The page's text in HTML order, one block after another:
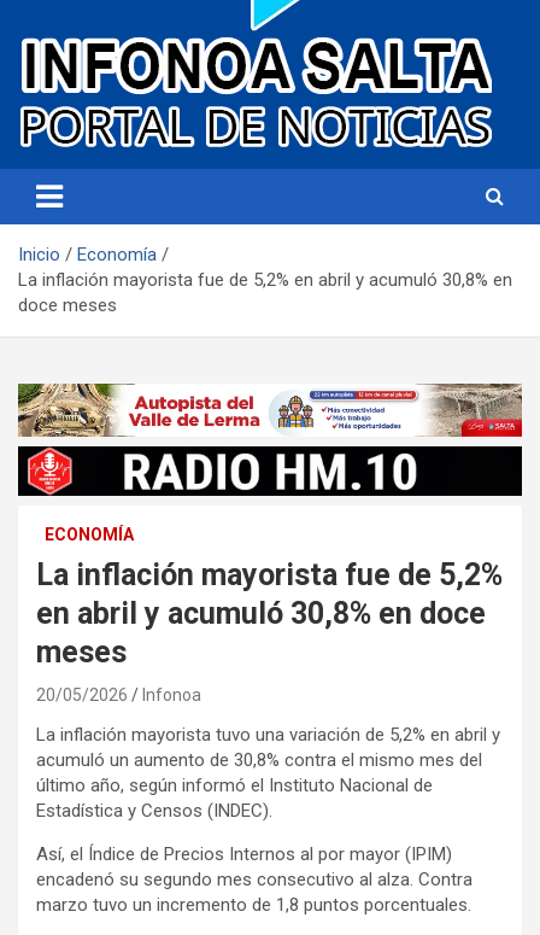
Infonoa Salta
Inicio
Economía
La inflación mayorista fue de 5,2% en abril y acumuló 30,8% en
doce meses
ECONOMÍA
La inflación mayorista fue de 5,2%
en abril y acumuló 30,8% en doce
meses
20/05/2026 Infonoa
La inflación mayorista tuvo una variación de 5,2% en abril y
acumuló un aumento de 30,8% contra el mismo mes del
último año, según informó el Instituto Nacional de
Estadística y Censos (INDEC).
Así, el Índice de Precios Internos al por mayor (IPIM)
encadenó su segundo mes consecutivo al alza. Contra
marzo tuvo un incremento de 1,8 puntos porcentuales.